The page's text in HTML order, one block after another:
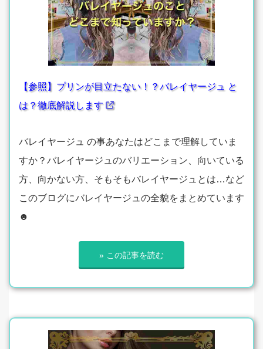
【参照】プリンが目立たない！？バレイヤージュ と
は？徹底解説します
バレイヤージュ の事あなたはどこまで理解していま
すか？バレイヤージュのバリエーション、向いている
方、向かない方、そもそもバレイヤージュとは…など
このブログにバレイヤージュの全貌をまとめています
☻
» この記事を読む